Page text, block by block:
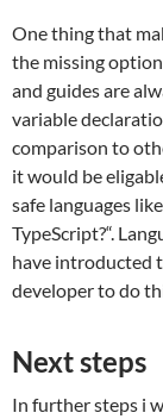
One thing that
the missing
and guides are
variable
comparison to
it would be
safe languages
TypeScript?“.
have introducted
developer to do
Next steps
In further steps i